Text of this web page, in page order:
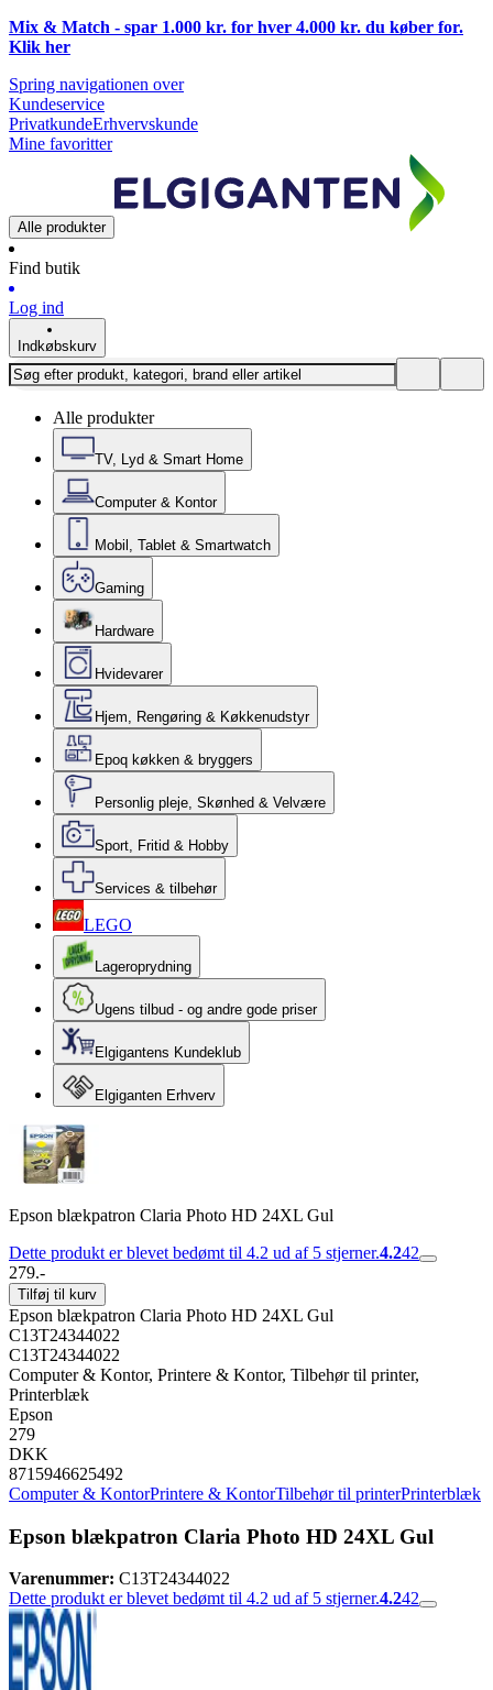
Mix & Match - spar 1.000 kr. for hver 4.000 kr. du køber for.
Klik her
Spring navigationen over
Kundeservice
PrivatkundeErhvervskunde
Mine favoritter
Alle produkter
Find butik
Log ind
Indkøbskurv
Alle produkter
TV, Lyd & Smart Home
Computer & Kontor
Mobil, Tablet & Smartwatch
Gaming
Hardware
Hvidevarer
Hjem, Rengøring & Køkkenudstyr
Epoq køkken & bryggers
Personlig pleje, Skønhed & Velvære
Sport, Fritid & Hobby
Services & tilbehør
LEGO
Lageroprydning
Ugens tilbud - og andre gode priser
Elgigantens Kundeklub
Elgiganten Erhverv
Epson blækpatron Claria Photo HD 24XL Gul
Dette produkt er blevet bedømt til 4.2 ud af 5 stjerner.4.242
279.-
Tilføj til kurv
Epson blækpatron Claria Photo HD 24XL Gul
C13T24344022
C13T24344022
Computer & Kontor, Printere & Kontor, Tilbehør til printer,
Printerblæk
Epson
279
DKK
8715946625492
Computer & KontorPrintere & KontorTilbehør til printerPrinterblæk
Epson blækpatron Claria Photo HD 24XL Gul
Varenummer: C13T24344022
Dette produkt er blevet bedømt til 4.2 ud af 5 stjerner.4.242